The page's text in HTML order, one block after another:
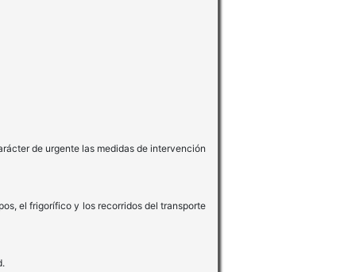
de urgente las medidas de intervención
el frigorífico y los recorridos del transporte